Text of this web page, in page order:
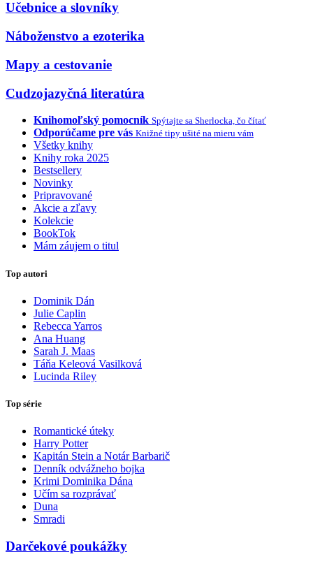
Učebnice a slovníky
Náboženstvo a ezoterika
Mapy a cestovanie
Cudzojazyčná literatúra
Knihomoľský pomocník Spýtajte sa Sherlocka, čo čítať
Odporúčame pre vás Knižné tipy ušité na mieru vám
Všetky knihy
Knihy roka 2025
Bestsellery
Novinky
Pripravované
Akcie a zľavy
Kolekcie
BookTok
Mám záujem o titul
Top autori
Dominik Dán
Julie Caplin
Rebecca Yarros
Ana Huang
Sarah J. Maas
Táňa Keleová Vasilková
Lucinda Riley
Top série
Romantické úteky
Harry Potter
Kapitán Stein a Notár Barbarič
Denník odvážneho bojka
Krimi Dominika Dána
Učím sa rozprávať
Duna
Smradi
Darčekové poukážky